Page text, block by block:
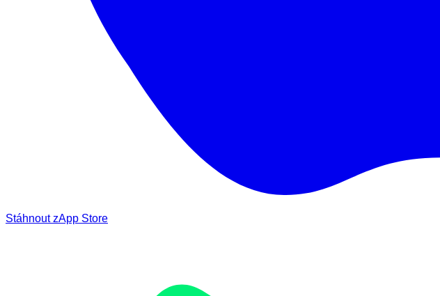
Stáhnout zApp Store